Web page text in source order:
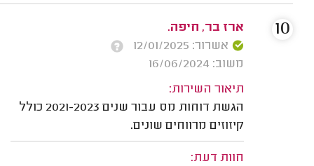
ארז בר, חיפה.
אשרור: 12/01/2025
משוב: 16/06/2024
תיאור השירות:
הגשת דוחות מס עבור שנים 2021-2023 כולל
קיזוזים מרווחים שונים.
חוות דעת:
10